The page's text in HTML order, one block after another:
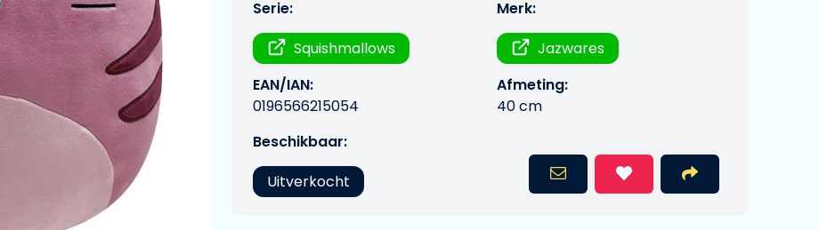
Serie:
Squishmallows
Merk:
Jazwares
EAN/IAN:
0196566215054
Afmeting:
40 cm
Beschikbaar:
Uitverkocht